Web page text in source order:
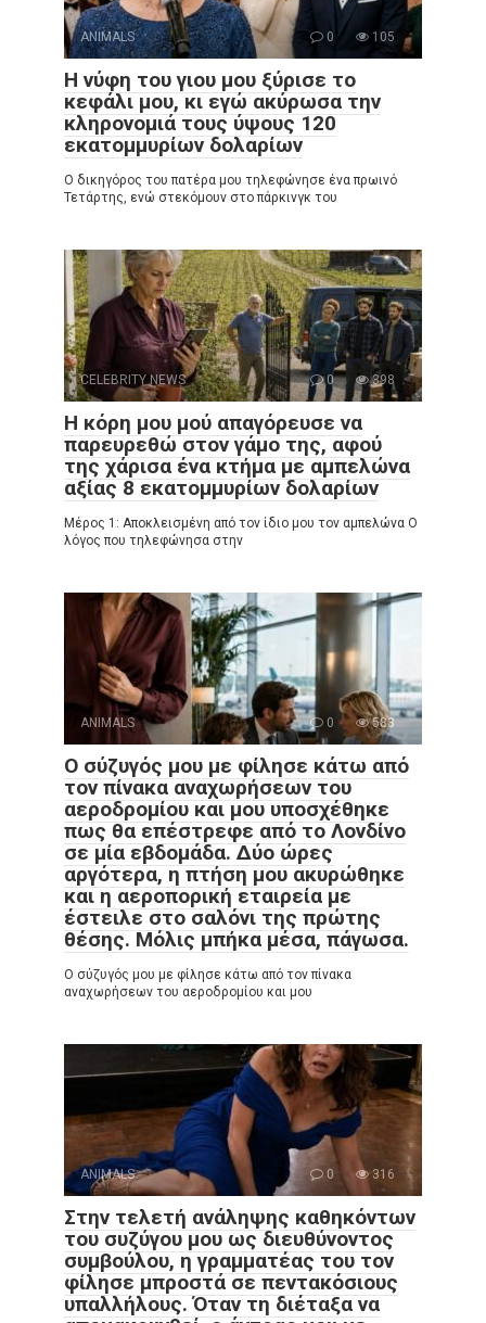
ANIMALS 0 105
Η νύφη του γιου μου ξύρισε το
κεφάλι μου, κι εγώ ακύρωσα την
κληρονομιά τους ύψους 120
εκατομμυρίων δολαρίων
Ο δικηγόρος του πατέρα μου τηλεφώνησε ένα πρωινό
Τετάρτης, ενώ στεκόμουν στο πάρκινγκ του
CELEBRITY NEWS 0 398
Η κόρη μου μού απαγόρευσε να
παρευρεθώ στον γάμο της, αφού
της χάρισα ένα κτήμα με αμπελώνα
αξίας 8 εκατομμυρίων δολαρίων
Μέρος 1: Αποκλεισμένη από τον ίδιο μου τον αμπελώνα Ο
λόγος που τηλεφώνησα στην
ANIMALS 0 583
Ο σύζυγός μου με φίλησε κάτω από
τον πίνακα αναχωρήσεων του
αεροδρομίου και μου υποσχέθηκε
πως θα επέστρεφε από το Λονδίνο
σε μία εβδομάδα. Δύο ώρες
αργότερα, η πτήση μου ακυρώθηκε
και η αεροπορική εταιρεία με
έστειλε στο σαλόνι της πρώτης
θέσης. Μόλις μπήκα μέσα, πάγωσα.
Ο σύζυγός μου με φίλησε κάτω από τον πίνακα
αναχωρήσεων του αεροδρομίου και μου
ANIMALS 0 316
Στην τελετή ανάληψης καθηκόντων
του συζύγου μου ως διευθύνοντος
συμβούλου, η γραμματέας του τον
φίλησε μπροστά σε πεντακόσιους
υπαλλήλους. Όταν τη διέταξα να